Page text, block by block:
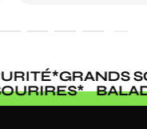
*GRANDS
*